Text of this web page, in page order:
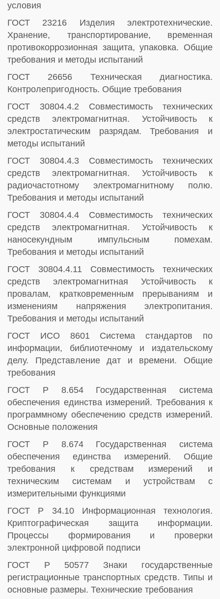
условия
ГОСТ 23216 Изделия электротехнические.
Хранение, транспортирование, временная
противокоррозионная защита, упаковка. Общие
требования и методы испытаний
ГОСТ 26656 Техническая диагностика.
Контролепригодность. Общие требования
ГОСТ 30804.4.2 Совместимость технических
средств электромагнитная. Устойчивость к
электростатическим разрядам. Требования и
методы испытаний
ГОСТ 30804.4.3 Совместимость технических
средств электромагнитная. Устойчивость к
радиочастотному электромагнитному полю.
Требования и методы испытаний
ГОСТ 30804.4.4 Совместимость технических
средств электромагнитная. Устойчивость к
наносекундным импульсным помехам.
Требования и методы испытаний
ГОСТ 30804.4.11 Совместимость технических
средств электромагнитная Устойчивость к
провалам, кратковременным прерываниям и
изменениям напряжения электропитания.
Требования и методы испытаний
ГОСТ ИСО 8601 Система стандартов по
информации, библиотечному и издательскому
делу. Представление дат и времени. Общие
требования
ГОСТ Р 8.654 Государственная система
обеспечения единства измерений. Требования к
программному обеспечению средств измерений.
Основные положения
ГОСТ Р 8.674 Государственная система
обеспечения единства измерений. Общие
требования к средствам измерений и
техническим системам и устройствам с
измерительными функциями
ГОСТ Р 34.10 Информационная технология.
Криптографическая защита информации.
Процессы формирования и проверки
электронной цифровой подписи
ГОСТ Р 50577 Знаки государственные
регистрационные транспортных средств. Типы и
основные размеры. Технические требования